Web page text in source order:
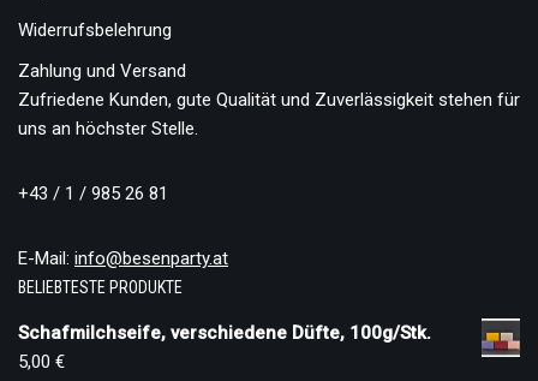
Widerrufsbelehrung
Zahlung und Versand
Zufriedene Kunden, gute Qualität und Zuverlässigkeit stehen für
uns an höchster Stelle.
+43 / 1 / 985 26 81
E-Mail: info@besenparty.at
BELIEBTESTE PRODUKTE
Schafmilchseife, verschiedene Düfte, 100g/Stk.
5,00 €